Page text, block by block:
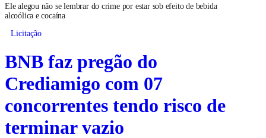
Ele alegou não se lembrar do crime por estar sob efeito de bebida
alcoólica e cocaína
Licitação
BNB faz pregão do
Crediamigo com 07
concorrentes tendo risco de
terminar vazio